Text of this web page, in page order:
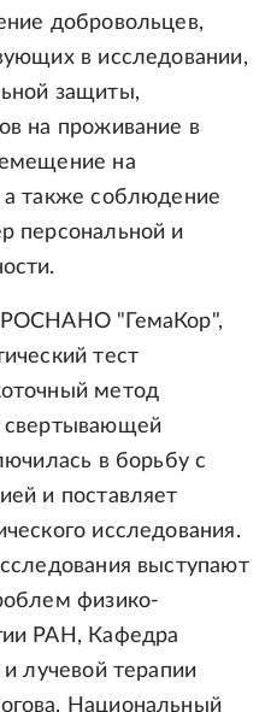
добровольцев,
в исследовании,
защиты,
на проживание в
на
также соблюдение
персональной и
РОСНАНО "ГемаКор",
тест
метод
свертывающей
в борьбу с
и поставляет
исследования.
выступают
физико-
РАН, Кафедра
лучевой терапии
Национальный